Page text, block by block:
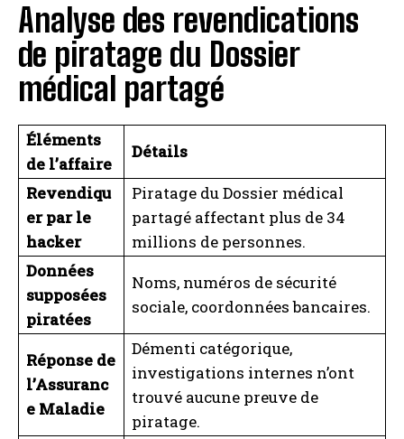
Analyse des revendications
de piratage du Dossier
médical partagé
Éléments
de l’affaire
Détails
Revendiqu
er par le
hacker
Piratage du Dossier médical
partagé affectant plus de 34
millions de personnes.
Données
supposées
piratées
Noms, numéros de sécurité
sociale, coordonnées bancaires.
Réponse de
l’Assuranc
e Maladie
Démenti catégorique,
investigations internes n’ont
trouvé aucune preuve de
piratage.